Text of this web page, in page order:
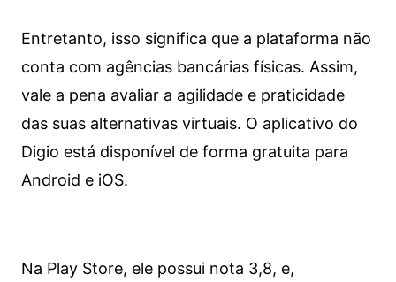
Entretanto, isso significa que a plataforma não
conta com agências bancárias físicas. Assim,
vale a pena avaliar a agilidade e praticidade
das suas alternativas virtuais. O aplicativo do
Digio está disponível de forma gratuita para
Android e iOS.
Na Play Store, ele possui nota 3,8, e,